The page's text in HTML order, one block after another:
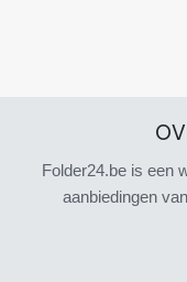
Folder24.be is een
aanbiedingen